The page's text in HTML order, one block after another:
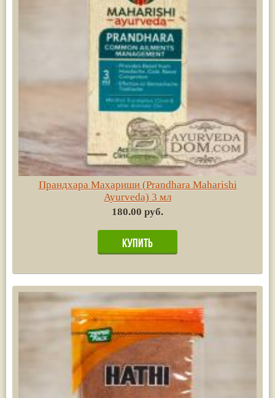
Прандхара Махариши (Prandhara Maharishi
Ayurvedа) 3 мл
180.00 руб.